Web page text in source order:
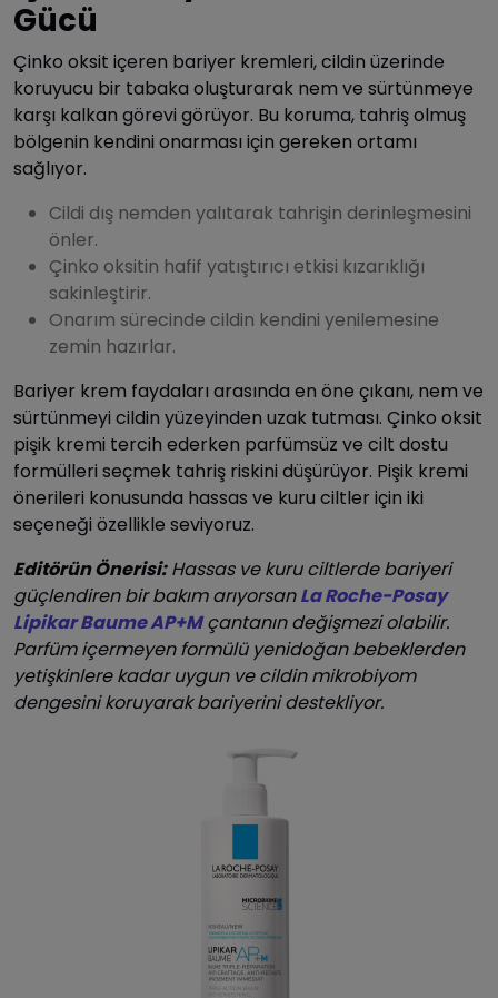
Gücü
Çinko oksit içeren bariyer kremleri, cildin üzerinde
koruyucu bir tabaka oluşturarak nem ve sürtünmeye
karşı kalkan görevi görüyor. Bu koruma, tahriş olmuş
bölgenin kendini onarması için gereken ortamı
sağlıyor.
Cildi dış nemden yalıtarak tahrişin derinleşmesini
önler.
Çinko oksitin hafif yatıştırıcı etkisi kızarıklığı
sakinleştirir.
Onarım sürecinde cildin kendini yenilemesine
zemin hazırlar.
Bariyer krem faydaları arasında en öne çıkanı, nem ve
sürtünmeyi cildin yüzeyinden uzak tutması. Çinko oksit
pişik kremi tercih ederken parfümsüz ve cilt dostu
formülleri seçmek tahriş riskini düşürüyor. Pişik kremi
önerileri konusunda hassas ve kuru ciltler için iki
seçeneği özellikle seviyoruz.
Editörün Önerisi: Hassas ve kuru ciltlerde bariyeri
güçlendiren bir bakım arıyorsan La Roche-Posay
Lipikar Baume AP+M çantanın değişmezi olabilir.
Parfüm içermeyen formülü yenidoğan bebeklerden
yetişkinlere kadar uygun ve cildin mikrobiyom
dengesini koruyarak bariyerini destekliyor.